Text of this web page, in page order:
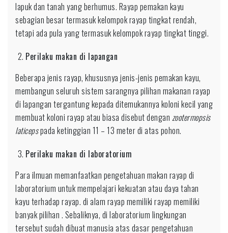
lapuk dan tanah yang berhumus. Rayap pemakan kayu
sebagian besar termasuk kelompok rayap tingkat rendah,
tetapi ada pula yang termasuk kelompok rayap tingkat tinggi.
Perilaku makan di lapangan
Beberapa jenis rayap, khususnya jenis-jenis pemakan kayu,
membangun seluruh sistem sarangnya pilihan makanan rayap
di lapangan tergantung kepada ditemukannya koloni kecil yang
membuat koloni rayap atau biasa disebut dengan zootermopsis
laticepspada ketinggian 11 – 13 meter di atas pohon.
Perilaku makan di laboratorium
Para ilmuan memanfaatkan pengetahuan makan rayap di
laboratorium untuk mempelajari kekuatan atau daya tahan
kayu terhadap rayap. di alam rayap memiliki rayap memiliki
banyak pilihan . Sebaliknya, di laboratorium lingkungan
tersebut sudah dibuat manusia atas dasar pengetahuan